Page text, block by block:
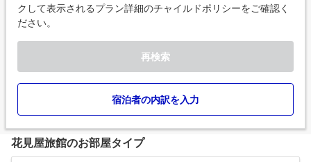
クして表示されるプラン詳細のチャイルドポリシーをご確認く
ださい。
再検索
宿泊者の内訳を入力
花見屋旅館のお部屋タイプ